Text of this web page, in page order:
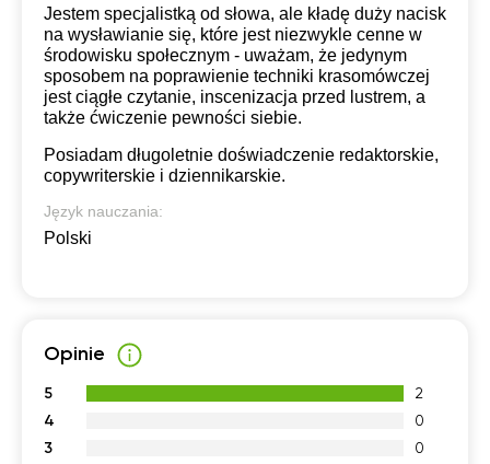
Jestem specjalistką od słowa, ale kładę duży nacisk
na wysławianie się, które jest niezwykle cenne w
środowisku społecznym - uważam, że jedynym
sposobem na poprawienie techniki krasomówczej
jest ciągłe czytanie, inscenizacja przed lustrem, a
także ćwiczenie pewności siebie.
Posiadam długoletnie doświadczenie redaktorskie,
copywriterskie i dziennikarskie.
Język nauczania:
Polski
Opinie
5
2
4
0
3
0